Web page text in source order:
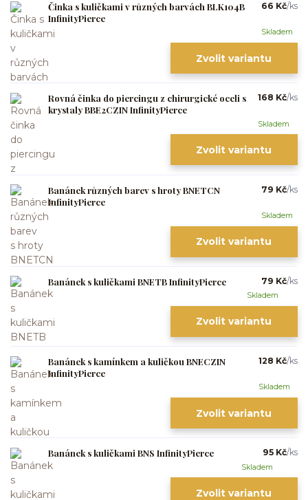
Činka s kuličkami v různých barvách BLK104B
InfinityPierce
66 Kč/ks
Skladem
Zvolit variantu
Rovná činka do piercingu z chirurgické oceli s
krystaly BBE2CZIN InfinityPierce
168 Kč/ks
Skladem
Zvolit variantu
Banánek různých barev s hroty BNETCN
InfinityPierce
79 Kč/ks
Skladem
Zvolit variantu
Banánek s kuličkami BNETB InfinityPierce 79 Kč/ks
Skladem
Zvolit variantu
Banánek s kamínkem a kuličkou BNECZIN
InfinityPierce
128 Kč/ks
Skladem
Zvolit variantu
Banánek s kuličkami BNS InfinityPierce 95 Kč/ks
Skladem
Zvolit variantu